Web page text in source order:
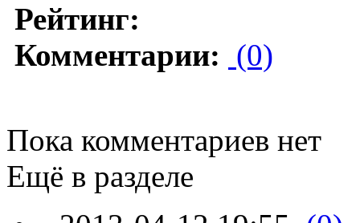
Рейтинг:
Комментарии: (0)
Пока комментариев нет
Ещё в разделе